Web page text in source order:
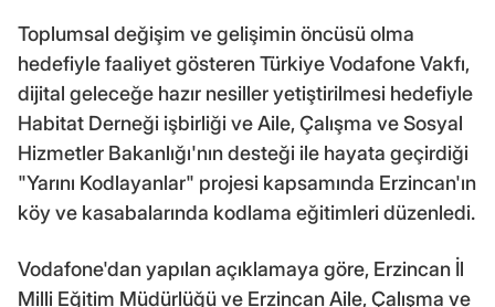
Toplumsal değişim ve gelişimin öncüsü olma
hedefiyle faaliyet gösteren Türkiye Vodafone Vakfı,
dijital geleceğe hazır nesiller yetiştirilmesi hedefiyle
Habitat Derneği işbirliği ve Aile, Çalışma ve Sosyal
Hizmetler Bakanlığı'nın desteği ile hayata geçirdiği
"Yarını Kodlayanlar" projesi kapsamında Erzincan'ın
köy ve kasabalarında kodlama eğitimleri düzenledi.
Vodafone'dan yapılan açıklamaya göre, Erzincan İl
Milli Eğitim Müdürlüğü ve Erzincan Aile, Çalışma ve